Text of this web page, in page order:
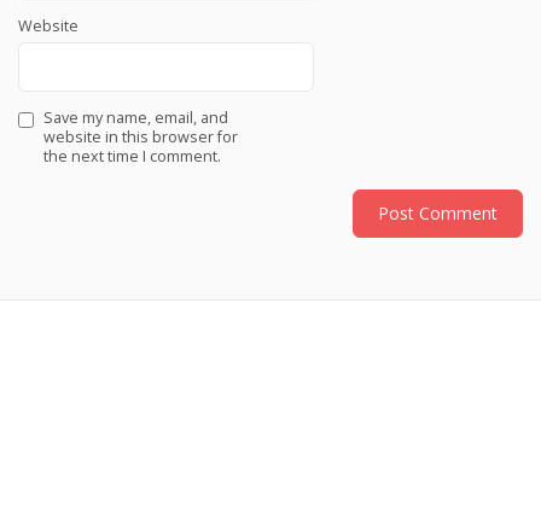
Website
Save my name, email, and
website in this browser for
the next time I comment.